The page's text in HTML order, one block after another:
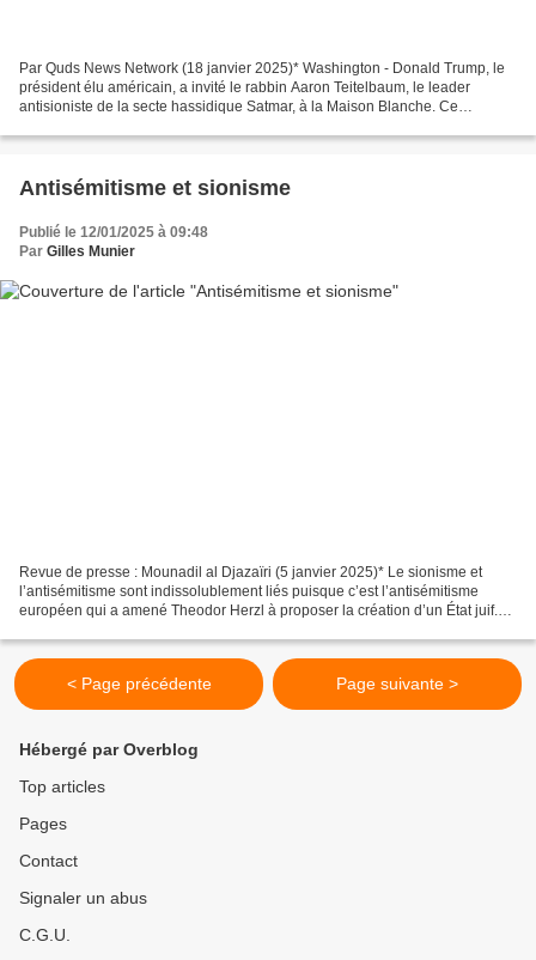
Par Quds News Network (18 janvier 2025)* Washington - Donald Trump, le
président élu américain, a invité le rabbin Aaron Teitelbaum, le leader
antisioniste de la secte hassidique Satmar, à la Maison Blanche. Ce
Antisémitisme et sionisme
Publié le 12/01/2025 à 09:48
Par Gilles Munier
Revue de presse : Mounadil al Djazaïri (5 janvier 2025)* Le sionisme et
l’antisémitisme sont indissolublement liés puisque c’est l’antisémitisme
européen qui a amené Theodor Herzl à proposer la création d’un État juif.
< Page précédente Page suivante >
Hébergé par Overblog
Top articles
Pages
Contact
Signaler un abus
C.G.U.